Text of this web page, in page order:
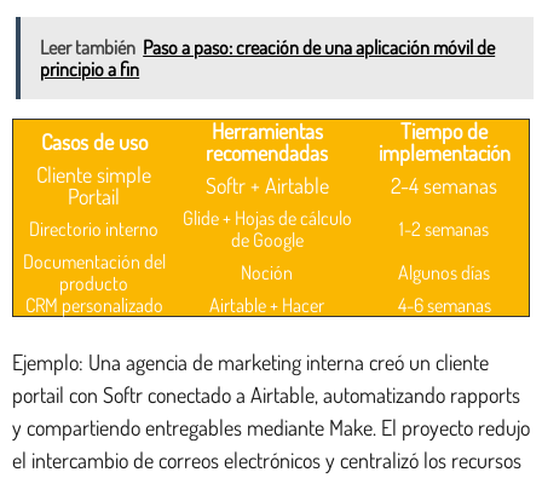
Leer también Paso a paso: creación de una aplicación móvil de
principio a fin
Casos de uso
Herramientas
recomendadas
Tiempo de
implementación
Cliente simple
Portail
Softr + Airtable 2-4 semanas
Directorio interno
Glide + Hojas de cálculo
de Google
1-2 semanas
Documentación del
producto
Noción
Algunos días
CRM personalizado
Airtable + Hacer 4-6 semanas
Ejemplo: Una agencia de marketing interna creó un cliente
portail con Softr conectado a Airtable, automatizando rapports
y compartiendo entregables mediante Make. El proyecto redujo
el intercambio de correos electrónicos y centralizó los recursos